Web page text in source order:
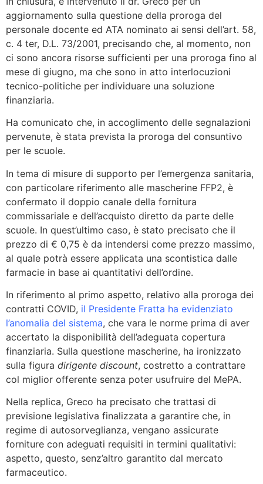
aggiornamento sulla questione della proroga del
personale docente ed ATA nominato ai sensi dell’art. 58,
c. 4 ter, D.L. 73/2001, precisando che, al momento, non
ci sono ancora risorse sufficienti per una proroga fino al
mese di giugno, ma che sono in atto interlocuzioni
tecnico-politiche per individuare una soluzione
finanziaria.
Ha comunicato che, in accoglimento delle segnalazioni
pervenute, è stata prevista la proroga del consuntivo
per le scuole.
In tema di misure di supporto per l’emergenza sanitaria,
con particolare riferimento alle mascherine FFP2, è
confermato il doppio canale della fornitura
commissariale e dell’acquisto diretto da parte delle
scuole. In quest’ultimo caso, è stato precisato che il
prezzo di € 0,75 è da intendersi come prezzo massimo,
al quale potrà essere applicata una scontistica dalle
farmacie in base ai quantitativi dell’ordine.
In riferimento al primo aspetto, relativo alla proroga dei
contratti COVID, il Presidente Fratta ha evidenziato
l’anomalia del sistema, che vara le norme prima di aver
accertato la disponibilità dell’adeguata copertura
finanziaria. Sulla questione mascherine, ha ironizzato
sulla figura dirigente discount, costretto a contrattare
col miglior offerente senza poter usufruire del MePA.
Nella replica, Greco ha precisato che trattasi di
previsione legislativa finalizzata a garantire che, in
regime di autosorveglianza, vengano assicurate
forniture con adeguati requisiti in termini qualitativi:
aspetto, questo, senz’altro garantito dal mercato
farmaceutico.